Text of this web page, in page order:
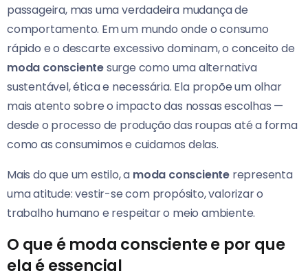
passageira, mas uma verdadeira mudança de
comportamento. Em um mundo onde o consumo
rápido e o descarte excessivo dominam, o conceito de
moda conscientesurge como uma alternativa
sustentável, ética e necessária. Ela propõe um olhar
mais atento sobre o impacto das nossas escolhas —
desde o processo de produção das roupas até a forma
como as consumimos e cuidamos delas.
Mais do que um estilo, a moda consciente representa
uma atitude: vestir-se com propósito, valorizar o
trabalho humano e respeitar o meio ambiente.
O que é moda consciente e por que
ela é essencial